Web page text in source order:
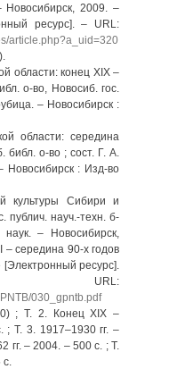
Новосибирск, 2009. –
ресурс]. – URL:
article.php?a_uid=320
области: конец XIX –
о-во, Новосиб. гос.
– Новосибирск :
области: середина
библ. о-во ; сост. Г. А.
Новосибирск : Изд-во
культуры Сибири и
публич. науч.-техн. б-
– Новосибирск,
– середина 90-х годов
[Электронный ресурс].
030_gpntb.pdf
; Т. 2. Конец XIX –
Т. 3. 1917–1930 гг. –
гг. – 2004. – 500 с. ; Т.
с.